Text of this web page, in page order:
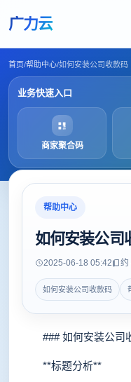
广力云
首页/帮助中心/如何安装公司收款码
业务快速入口
商家聚合码
帮助中心
如何安装公司
2025-06-18 05:42 约
如何安装公司收款码
### 如何安装公司
**标题分析**